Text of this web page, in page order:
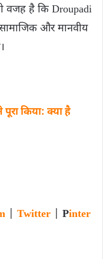
वजह है कि Droupadi
और मानवीय
किया: क्या है
Twitter Pinter